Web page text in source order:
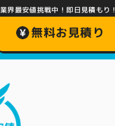
業界最安値挑戦中！即日見積もり！
無料お見積り